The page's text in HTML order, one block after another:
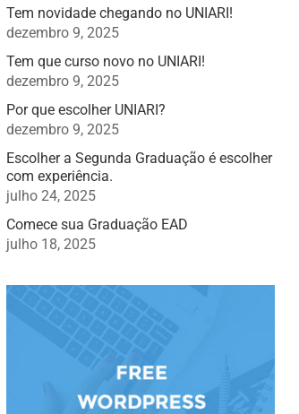
Tem novidade chegando no UNIARI!
dezembro 9, 2025
Tem que curso novo no UNIARI!
dezembro 9, 2025
Por que escolher UNIARI?
dezembro 9, 2025
Escolher a Segunda Graduação é escolher
com experiência.
julho 24, 2025
Comece sua Graduação EAD
julho 18, 2025